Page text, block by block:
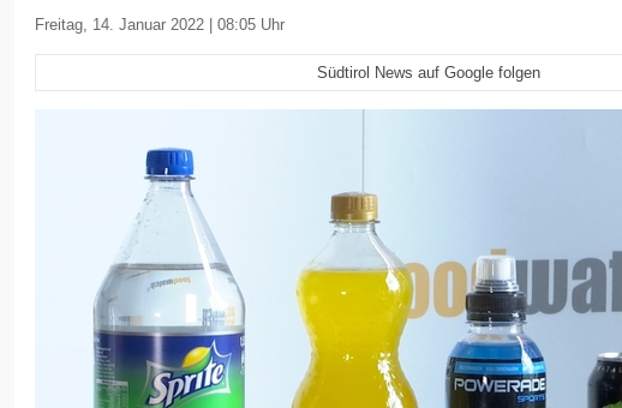
Freitag, 14. Januar 2022 | 08:05 Uhr
Südtirol News auf Google folgen